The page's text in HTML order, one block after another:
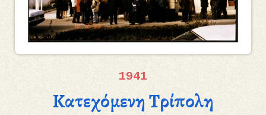
1941
Κατεχόμενη Τρίπολη